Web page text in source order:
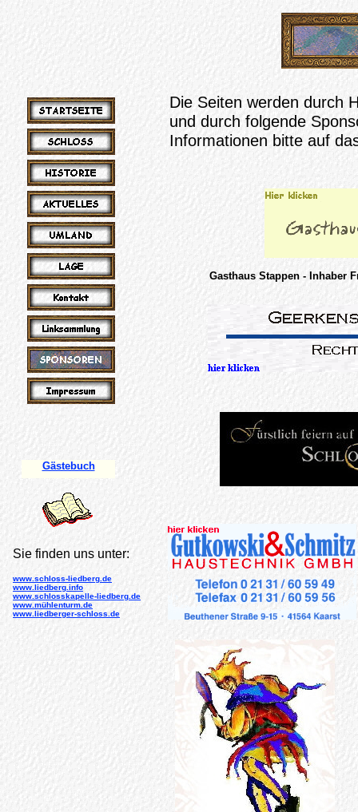
Die Seiten werden durch
und durch folgende
Informationen bitte auf
Gasthaus Stappen - Inhaber
Gästebuch
Sie finden uns unter:
www.schloss-liedberg.de
www.liedberg.info
www.schlosskapelle-liedberg.de
www.mühlenturm.de
www.liedberger-schloss.de